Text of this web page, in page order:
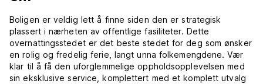
Boligen er veldig lett å finne siden den er strategisk
plassert i nærheten av offentlige fasiliteter. Dette
overnattingsstedet er det beste stedet for deg som ønsker
en rolig og fredelig ferie, langt unna folkemengdene. Vær
klar til å få den uforglemmelige oppholdsopplevelsen med
sin eksklusive service, komplettert med et komplett utvalg